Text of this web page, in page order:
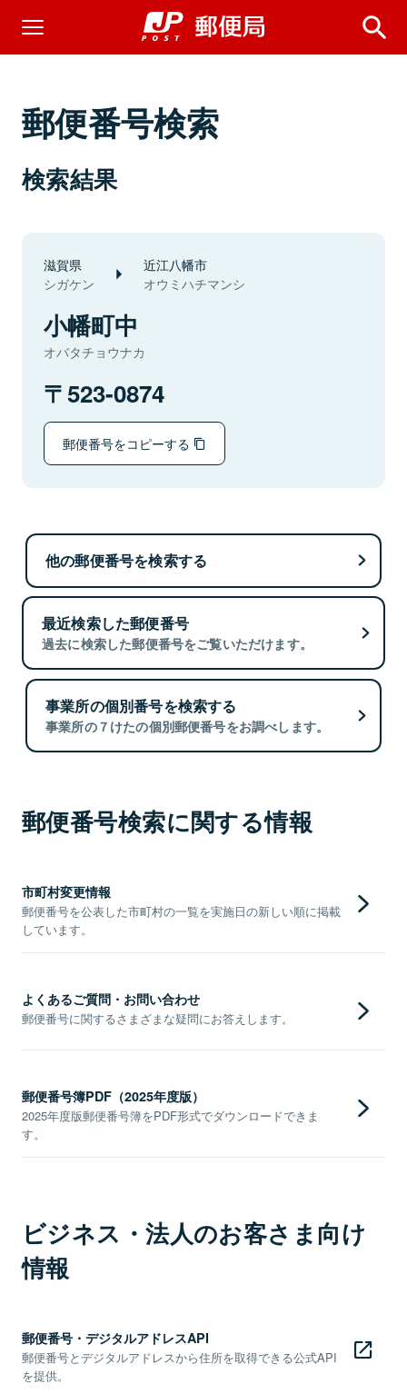
郵便番号検索
検索結果
滋賀県
シガケン
近江八幡市
オウミハチマンシ
小幡町中
オバタチョウナカ
523-0874
郵便番号をコピーする
他の郵便番号を検索する
最近検索した郵便番号
過去に検索した郵便番号をご覧いただけます。
事業所の個別番号を検索する
事業所の７けたの個別郵便番号をお調べします。
郵便番号検索に関する情報
市町村変更情報
郵便番号を公表した市町村の一覧を実施日の新しい順に掲載
しています。
よくあるご質問・お問い合わせ
郵便番号に関するさまざまな疑問にお答えします。
郵便番号簿PDF（2025年度版）
2025年度版郵便番号簿をPDF形式でダウンロードできま
す。
ビジネス・法人のお客さま向け
情報
郵便番号・デジタルアドレスAPI
郵便番号とデジタルアドレスから住所を取得できる公式API
を提供。